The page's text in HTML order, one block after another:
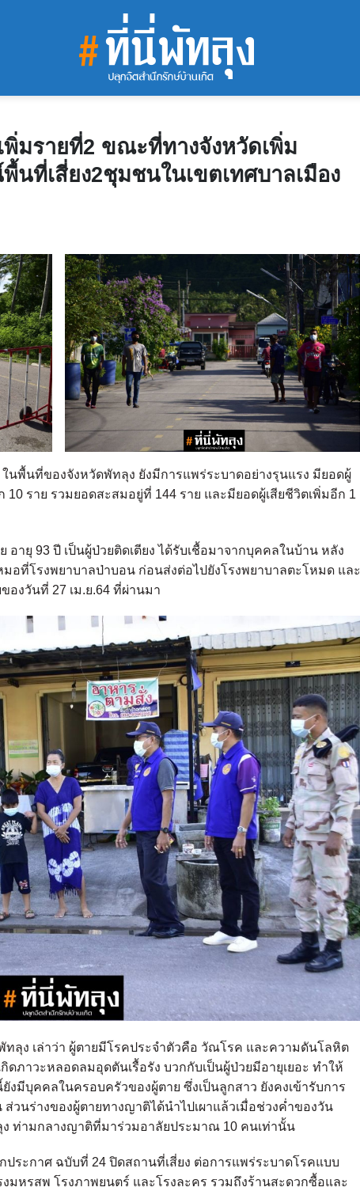
พิ่มรายที่2 ขณะที่ทางจังหวัดเพิ่ม
นที่เสี่ยง2ชุมชนในเขตเทศบาลเมือง
นพื้นที่ของจังหวัดพัทลุง ยังมีการแพร่ระบาดอย่างรุนแรง มียอดผู้
ราย รวมยอดสะสมอยู่ที่ 144 ราย และมียอดผู้เสียชีวิตเพิ่มอีก 1
อายุ 93 ปี เป็นผู้ป่วยติดเตียง ได้รับเชื้อมาจากบุคคลในบ้าน หลัง
อที่โรงพยาบาลป่าบอน ก่อนส่งต่อไปยังโรงพยาบาลตะโหมด และ
องวันที่ 27 เม.ย.64 ที่ผ่านมา
ลุง เล่าว่า ผู้ตายมีโรคประจำตัวคือ วัณโรค และความดันโลหิต
ดภาวะหลอดลมอุดตันเรื้อรัง บวกกับเป็นผู้ป่วยมีอายุเยอะ ทำให้
งมีบุคคลในครอบครัวของผู้ตาย ซึ่งเป็นลูกสาว ยังคงเข้ารับการ
วนร่างของผู้ตายทางญาติได้นำไปเผาแล้วเมื่อช่วงค่ำของวัน
ท่ามกลางญาติที่มาร่วมอาลัยประมาณ 10 คนเท่านั้น
ระกาศ ฉบับที่ 24 ปิดสถานที่เสี่ยง ต่อการแพร่ระบาดโรคแบบ
มหรสพ โรงภาพยนตร์ และโรงละคร รวมถึงร้านสะดวกซื้อและ